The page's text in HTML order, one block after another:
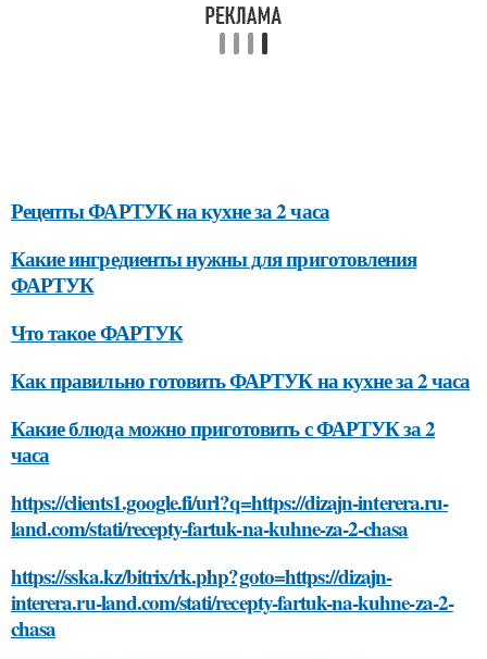
Рецепты ФАРТУК на кухне за 2 часа
Какие ингредиенты нужны для приготовления
ФАРТУК
Что такое ФАРТУК
Как правильно готовить ФАРТУК на кухне за 2 часа
Какие блюда можно приготовить с ФАРТУК за 2
часа
https://clients1.google.fi/url?q=https://dizajn-interera.ru-
land.com/stati/recepty-fartuk-na-kuhne-za-2-chasa
https://sska.kz/bitrix/rk.php?goto=https://dizajn-
interera.ru-land.com/stati/recepty-fartuk-na-kuhne-za-2-
chasa